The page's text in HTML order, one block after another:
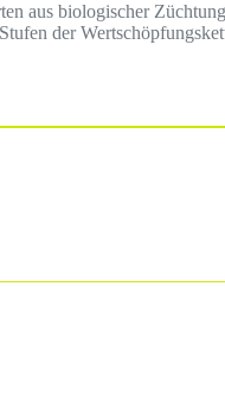
aus biologischer
der